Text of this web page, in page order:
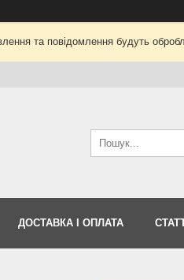
та повідомлення будуть
ДОСТАВКА І ОПЛАТА